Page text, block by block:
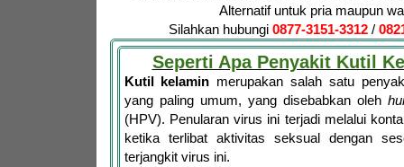
Alternatif untuk pria maupun
Silahkan hubungi 0877-3151-3312 /
Seperti Apa Penyakit Kutil
Kutil kelamin merupakan salah satu
yang paling umum, yang disebabkan oleh
(HPV). Penularan virus ini terjadi melalui
ketika terlibat aktivitas seksual dengan
terjangkit virus ini.